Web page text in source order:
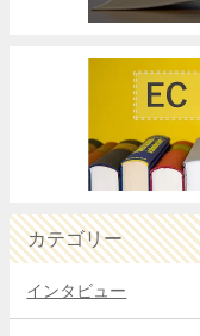
カテゴリー
インタビュー